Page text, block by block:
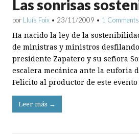
Las sonrisas
por Lluís Foix • 23/11/2009 • 1 Comments
Ha nacido la ley de la
de ministras y ministros
presidente Zapatero y su señora
escalera mecánica ante la euforia
Felicito al productor de este
Leer más →